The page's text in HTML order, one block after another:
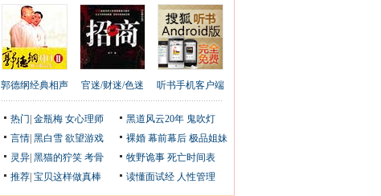
郭德纲经典相声 官迷/财迷/色迷 听书手机客户端
热门 金瓶梅 女心理师 黑道风云20年 鬼吹灯
言情 黑白雪 欲望游戏 裸婚 幕前幕后 极品姐妹
灵异 黑猫的狞笑 考骨 牧野诡事 死亡时间表
推荐 宝贝这样做真棒 读懂面试经 人性管理